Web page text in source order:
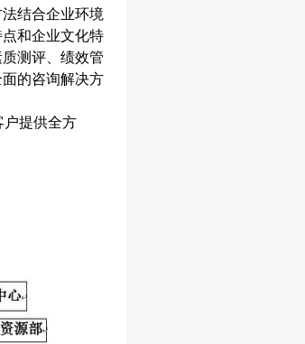
结合企业环境
和企业文化特
测评、绩效管
的咨询解决方
提供全方